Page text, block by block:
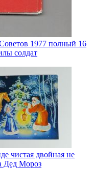
1977 полный 16
солдат
чистая двойная не
Дед Мороз